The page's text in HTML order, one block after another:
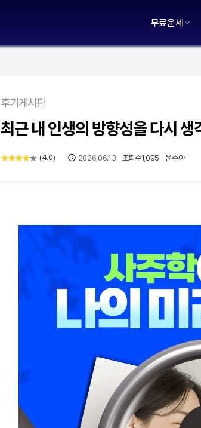
무료운세
후기게시판
최근 내 인생의 방향성을 다시 생
★★★★★ (4.0) 2026.06.13 조회수1,095 윤주아